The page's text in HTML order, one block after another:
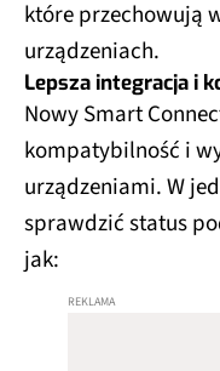
które przechowują
urządzeniach.
Lepsza integracja i
Nowy Smart
kompatybilność i
urządzeniami. W
sprawdzić status
jak: